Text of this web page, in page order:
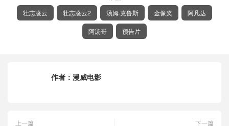
壮志凌云 壮志凌云2 汤姆·克鲁斯 金像奖 阿凡达
阿汤哥 预告片
作者： 漫威电影
上一篇 下一篇